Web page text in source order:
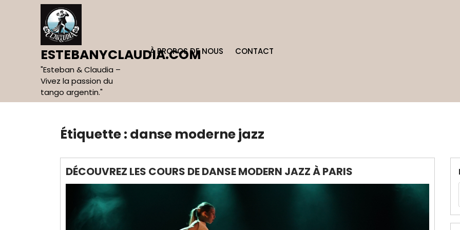
ESTEBANYCLAUDIA.COM
"Esteban & Claudia –
Vivez la passion du
tango argentin."
À PROPOS DE NOUS CONTACT
Étiquette : danse moderne jazz
DÉCOUVREZ LES COURS DE DANSE MODERN JAZZ À PARIS